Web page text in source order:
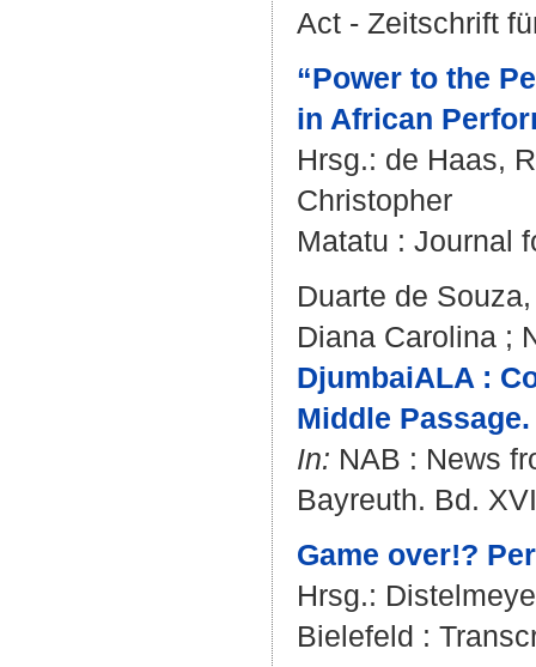
Act - Zeitschrift
“Power to the
in African
Hrsg.: de Haas,
Christopher
Matatu : Journal
Duarte de
Diana Carolina ;
DjumbaiALA :
Middle Passage.
In: NAB : News
Bayreuth. Bd.
Game over!?
Hrsg.:
Bielefeld :